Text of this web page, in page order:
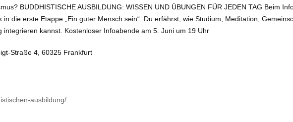
BUDDHISTISCHE AUSBILDUNG: WISSEN UND ÜBUNGEN FÜR JEDEN TAG Beim
die erste Etappe „Ein guter Mensch sein“. Du erfährst, wie Studium, Meditation,
kannst. Kostenloser Infoabende am 5. Juni um 19 Uhr
Straße 4, 60325 Frankfurt
ausbildung/